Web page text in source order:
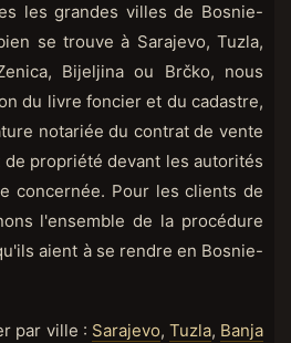
les grandes villes de Bosnie-
se trouve à Sarajevo, Tuzla,
Bijeljina ou Brčko, nous
du livre foncier et du cadastre,
notariée du contrat de vente
propriété devant les autorités
concernée. Pour les clients de
l'ensemble de la procédure
aient à se rendre en Bosnie-
par ville : Sarajevo, Tuzla, Banja